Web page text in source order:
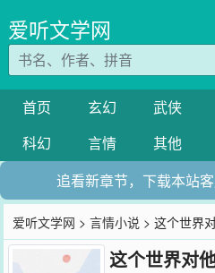
爱听文学网
首页 玄幻 武侠
科幻
言情 其他
追看新章节，下载本站
爱听文学网 >言情小说 > 这个世界
这个世界对